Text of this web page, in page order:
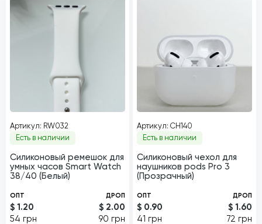
Артикул: RW032
Есть в наличии
Силиконовый ремешок для
умных часов Smart Watch
38/40 (Белый)
ОПТ
$ 1.20
54 грн
ДРОП
$ 2.00
90 грн
Артикул: CH140
Есть в наличии
Силиконовый чехол для
наушников pods Pro 3
(Прозрачный)
ОПТ
$ 0.90
41 грн
ДРОП
$ 1.60
72 грн